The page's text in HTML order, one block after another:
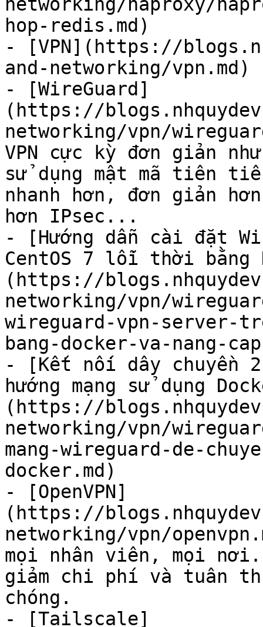
hop-redis.md)
- [VPN](https://
and-networking/vpn.md)
- [WireGuard]
(https://
networking/vpn/
VPN cực kỳ đơn giản
sử dụng mật mã tiên
nhanh hơn, đơn giản
hơn IPsec...
- [Hướng dẫn cài đặt
CentOS 7 lỗi thời bằng
(https://
networking/vpn/
wireguard-vpn-server-
bang-docker-va-nang-
- [Kết nối dây chuyền 2
hướng mạng sử dụng
(https://
networking/vpn/
mang-wireguard-de-
docker.md)
- [OpenVPN]
(https://
networking/vpn/
mọi nhân viên, mọi
giảm chi phí và tuân
chóng.
- [Tailscale]